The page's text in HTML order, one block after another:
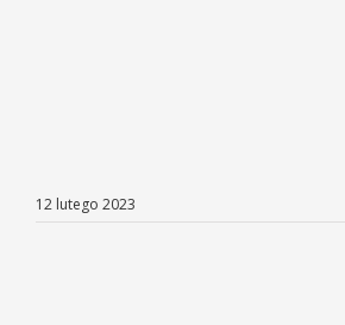
12 lutego 2023